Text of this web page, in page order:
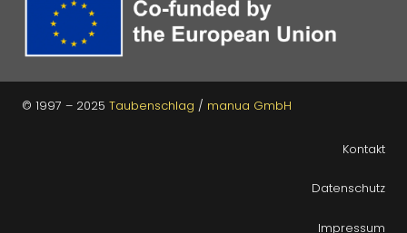
© 1997 – 2025 Taubenschlag / manua GmbH
Kontakt
Datenschutz
Impressum